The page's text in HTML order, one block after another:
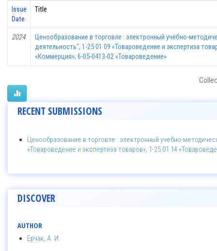
Issue
Date
Title
2024
Ценообразование в торговле : электронный учебно-
деятельность", 1-25 01 09 «Товароведение и экспертиза
«Коммерция»; 6-05-0413-02 «Товароведение»
RECENT SUBMISSIONS
Ценообразование в торговле : электронный учебно-
«Товароведение и экспертиза товаров», 1-25 01 14
DISCOVER
AUTHOR
Ерчак, А. И.